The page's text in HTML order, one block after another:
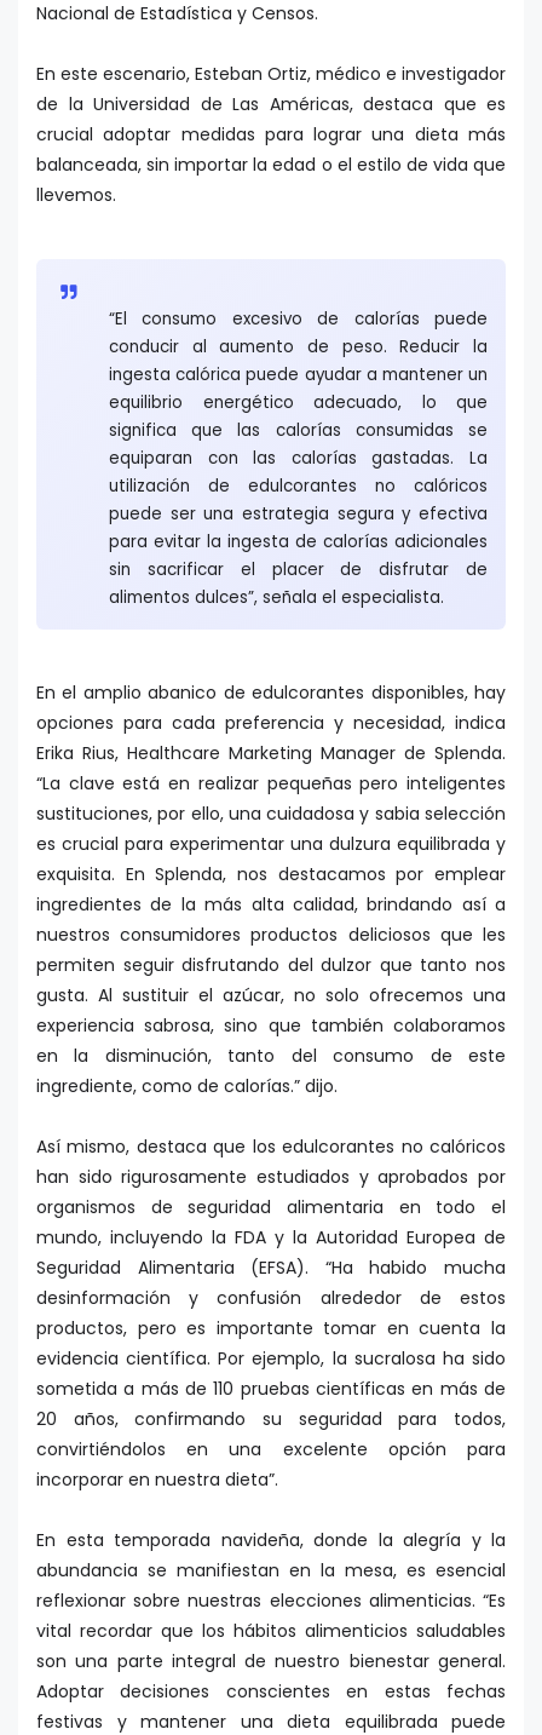
Nacional de Estadística y Censos.
En este escenario, Esteban Ortiz, médico e investigador
de la Universidad de Las Américas, destaca que es
crucial adoptar medidas para lograr una dieta más
balanceada, sin importar la edad o el estilo de vida que
llevemos.
“El consumo excesivo de calorías puede
conducir al aumento de peso. Reducir la
ingesta calórica puede ayudar a mantener un
equilibrio energético adecuado, lo que
significa que las calorías consumidas se
equiparan con las calorías gastadas. La
utilización de edulcorantes no calóricos
puede ser una estrategia segura y efectiva
para evitar la ingesta de calorías adicionales
sin sacrificar el placer de disfrutar de
alimentos dulces”, señala el especialista.
En el amplio abanico de edulcorantes disponibles, hay
opciones para cada preferencia y necesidad, indica
Erika Rius, Healthcare Marketing Manager de Splenda.
“La clave está en realizar pequeñas pero inteligentes
sustituciones, por ello, una cuidadosa y sabia selección
es crucial para experimentar una dulzura equilibrada y
exquisita. En Splenda, nos destacamos por emplear
ingredientes de la más alta calidad, brindando así a
nuestros consumidores productos deliciosos que les
permiten seguir disfrutando del dulzor que tanto nos
gusta. Al sustituir el azúcar, no solo ofrecemos una
experiencia sabrosa, sino que también colaboramos
en la disminución, tanto del consumo de este
ingrediente, como de calorías.” dijo.
Así mismo, destaca que los edulcorantes no calóricos
han sido rigurosamente estudiados y aprobados por
organismos de seguridad alimentaria en todo el
mundo, incluyendo la FDA y la Autoridad Europea de
Seguridad Alimentaria (EFSA). “Ha habido mucha
desinformación y confusión alrededor de estos
productos, pero es importante tomar en cuenta la
evidencia científica. Por ejemplo, la sucralosa ha sido
sometida a más de 110 pruebas científicas en más de
20 años, confirmando su seguridad para todos,
convirtiéndolos en una excelente opción para
incorporar en nuestra dieta”.
En esta temporada navideña, donde la alegría y la
abundancia se manifiestan en la mesa, es esencial
reflexionar sobre nuestras elecciones alimenticias. “Es
vital recordar que los hábitos alimenticios saludables
son una parte integral de nuestro bienestar general.
Adoptar decisiones conscientes en estas fechas
festivas y mantener una dieta equilibrada puede